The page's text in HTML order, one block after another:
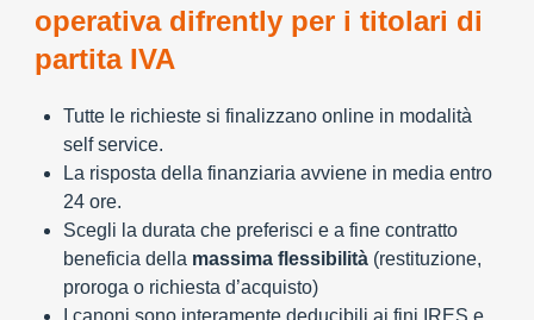
operativa difrently per i titolari di
partita IVA
Tutte le richieste si finalizzano online in modalità
self service.
La risposta della finanziaria avviene in media entro
24 ore.
Scegli la durata che preferisci e a fine contratto
beneficia della massima flessibilità (restituzione,
proroga o richiesta d’acquisto)
I canoni sono interamente deducibili ai fini IRES e